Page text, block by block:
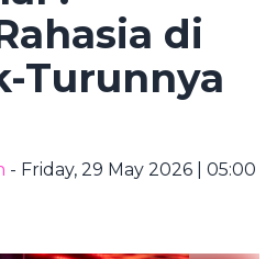
di
Turunnya
- Friday, 29 May 2026 | 05:00